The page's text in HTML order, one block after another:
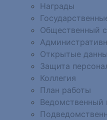
Награды
Общественный
Открытые
Защита
Коллегия
План работы
Ведомственный